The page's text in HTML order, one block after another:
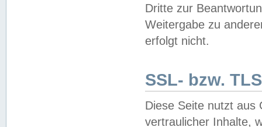
Dritte zur
Weitergabe zu
erfolgt nicht.
SSL- bzw.
Diese Seite nutzt aus
vertraulicher Inhalte,